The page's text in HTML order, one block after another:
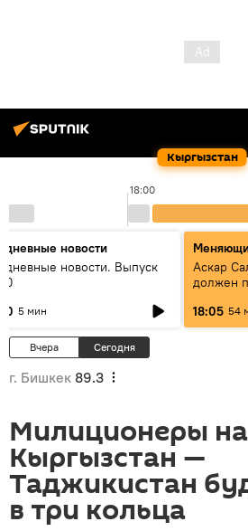
Кыргызстан
18:00
новости
новости. Выпуск
5 мин
Аскар
должен
18:05 54
Вчера Сегодня
г. Бишкек 89.3
Милиционеры
Кыргызстан —
Таджикистан
в три кольца